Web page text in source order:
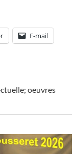
E-mail
oeuvres